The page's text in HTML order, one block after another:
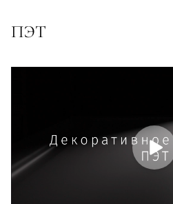
ПЭТ